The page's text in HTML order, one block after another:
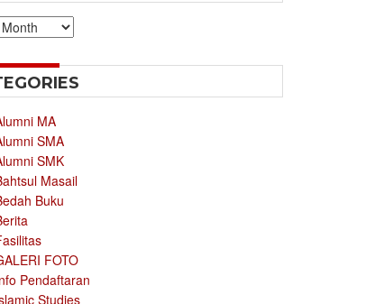
MA
SMA
SMK
Masail
Buku
FOTO
Pendaftaran
Studies